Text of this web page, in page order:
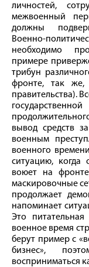
личностей,
межвоенный
должны
Военно-­
необходимо
примере
трибун
фронте, так же,
правительства).
вывод средств
военным
военного
ситуацию, когда
воюет на
маскировочные
продолжает
напоминает
Это
военное время
берут пример с
бизнес»,
восприниматься